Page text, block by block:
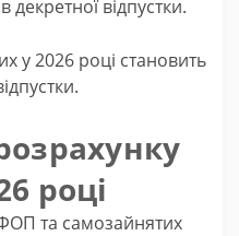
декретної відпустки.
у 2026 році становить
році
та самозайнятих